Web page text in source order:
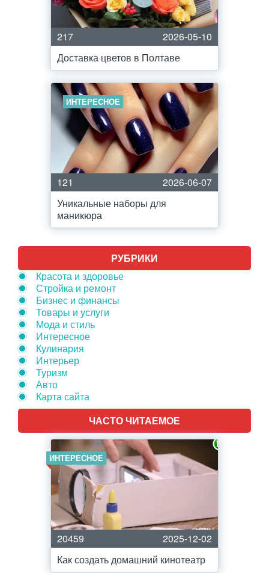
217
2026-05-10
Доставка цветов в Полтаве
ИНТЕРЕСНОЕ
121
2026-06-07
Уникальные наборы для
маникюра
РУБРИКИ
Красота и здоровье
Стройка и ремонт
Бизнес и финансы
Товары и услуги
Мода и стиль
Интересное
Кулинария
Интерьер
Туризм
Авто
Карта сайта
ЧАСТО ЧИТАЕМОЕ
ИНТЕРЕСНОЕ
20459
2025-12-02
Как создать домашний кинотеатр